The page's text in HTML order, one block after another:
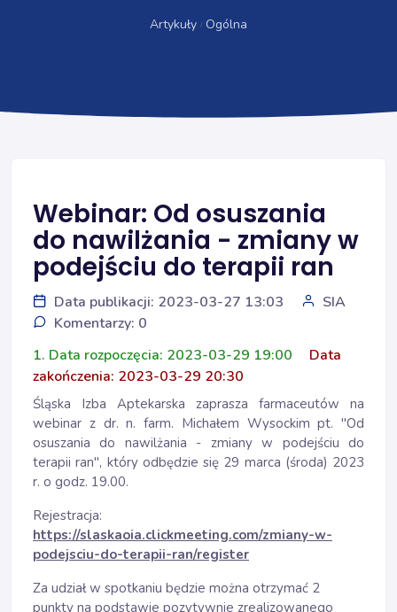
Artykuły Ogólna
Webinar: Od osuszania
do nawilżania - zmiany w
podejściu do terapii ran
Data publikacji: 2023-03-27 13:03
SIA
Komentarzy: 0
1. Data rozpoczęcia: 2023-03-29 19:00
Data
zakończenia: 2023-03-29 20:30
Śląska Izba Aptekarska zaprasza farmaceutów na
webinar z dr. n. farm. Michałem Wysockim pt. "Od
osuszania do nawilżania - zmiany w podejściu do
terapii ran", który odbędzie się 29 marca (środa) 2023
r. o godz. 19.00.
Rejestracja:
https://slaskaoia.clickmeeting.com/zmiany-w-
podejsciu-do-terapii-ran/register
Za udział w spotkaniu będzie można otrzymać 2
punkty na podstawie pozytywnie zrealizowanego